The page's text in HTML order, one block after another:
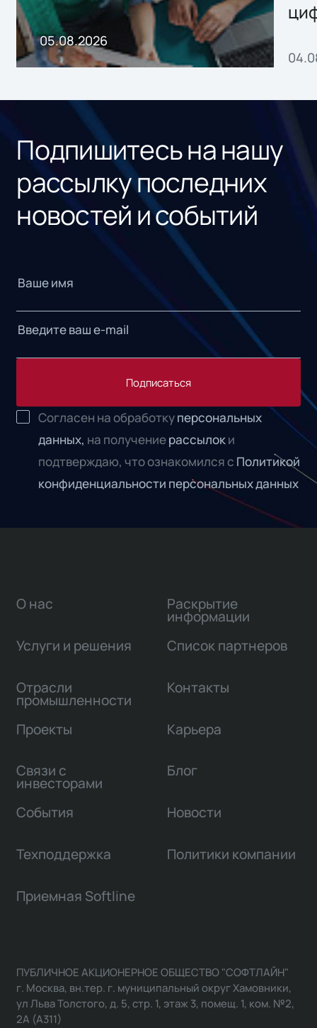
05.08.2026
Подпишитесь на нашу
рассылку последних
новостей и событий
Подписаться
Согласен на обработкуперсональных
данных, на получениерассылоки
подтверждаю, что ознакомился с Политикой
конфиденциальности персональных данных
О нас
Услуги и решения
Отрасли
промышленности
Проекты
Связи с
инвесторами
Раскрытие
информации
Список партнеров
Контакты
Карьера
Блог
События Новости
Техподдержка Политики компании
Приемная Softline
ПУБЛИЧНОЕ АКЦИОНЕРНОЕ ОБЩЕСТВО "СОФТЛАЙН"
г. Москва, вн.тер. г. муниципальный округ Хамовники,
ул Льва Толстого, д. 5, стр. 1, этаж 3, помещ. 1, ком. №2,
2А (А311)